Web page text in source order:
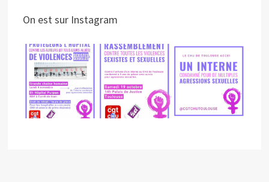
On est sur Instagram